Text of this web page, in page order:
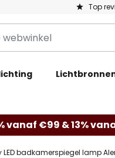
Top
vanaf €99 & 13%
LED badkamerspiegel lamp